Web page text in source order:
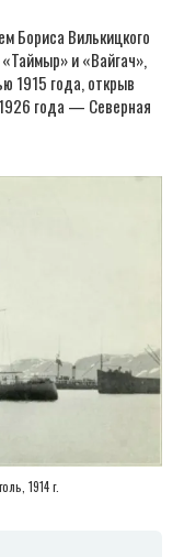
Бориса Вилькицкого
и «Вайгач»,
1915 года, открыв
года — Северная
1914 г.